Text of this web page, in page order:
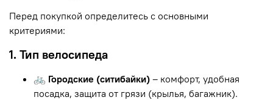
Перед покупкой определитесь с основными
критериями:
1. Тип велосипеда
🚲 Городские (ситибайки) – комфорт, удобная
посадка, защита от грязи (крылья, багажник).